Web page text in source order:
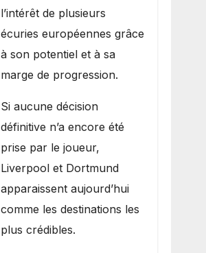
l’intérêt de plusieurs
écuries européennes grâce
à son potentiel et à sa
marge de progression.
Si aucune décision
définitive n’a encore été
prise par le joueur,
Liverpool et Dortmund
apparaissent aujourd’hui
comme les destinations les
plus crédibles.